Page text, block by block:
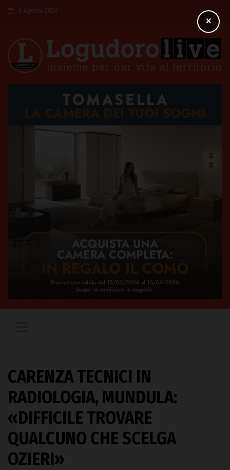
6 Agosto 2026
CARENZA TECNICI IN
RADIOLOGIA, MUNDULA:
«DIFFICILE TROVARE
QUALCUNO CHE SCELGA
OZIERI»
×